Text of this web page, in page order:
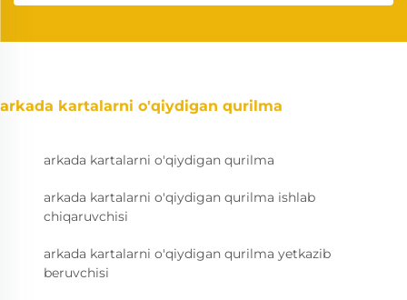
arkada kartalarni o'qiydigan qurilma
arkada kartalarni o'qiydigan qurilma
arkada kartalarni o'qiydigan qurilma ishlab
chiqaruvchisi
arkada kartalarni o'qiydigan qurilma yetkazib
beruvchisi